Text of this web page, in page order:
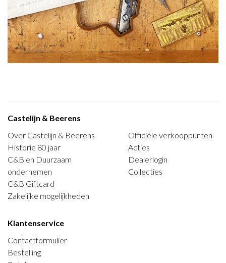
Castelijn & Beerens
Over Castelijn & Beerens
Historie 80 jaar
C&B en Duurzaam
ondernemen
C&B Giftcard
Zakelijke mogelijkheden
Officiële verkooppunten
Acties
Dealerlogin
Collecties
Klantenservice
Contactformulier
Bestelling